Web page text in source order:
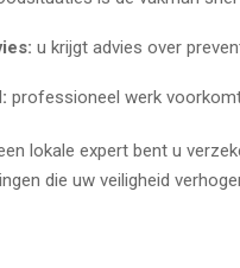
u krijgt advies over
professioneel werk
lokale expert bent u
die uw veiligheid